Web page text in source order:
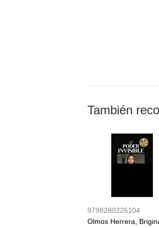
También
9798280226104
Olmos Herrera,